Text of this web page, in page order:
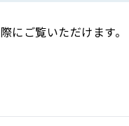
にご覧いただけます。